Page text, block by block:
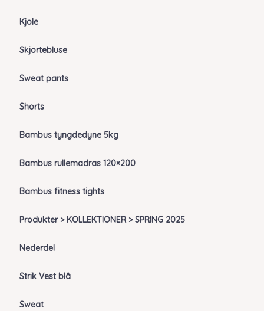
Kjole
Skjortebluse
Sweat pants
Shorts
Bambus tyngdedyne 5kg
Bambus rullemadras 120×200
Bambus fitness tights
Produkter > KOLLEKTIONER > SPRING 2025
Nederdel
Strik Vest blå
Sweat